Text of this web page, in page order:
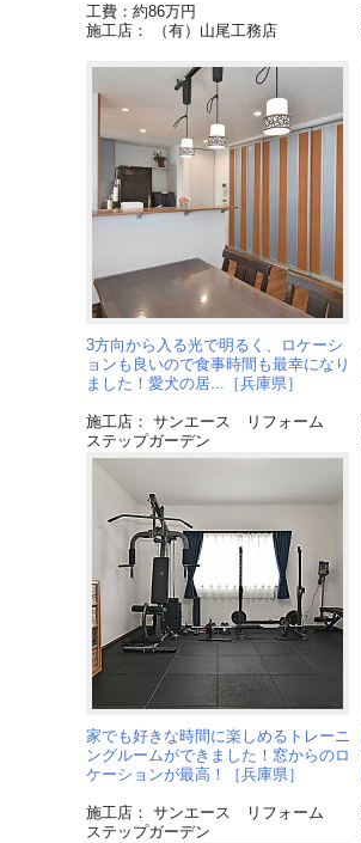
工費：約86万円
施工店： （有）山尾工務店
3方向から入る光で明るく、ロケーシ
ョンも良いので食事時間も最幸になり
ました！愛犬の居...［兵庫県］
施工店： サンエース リフォーム
ステップガーデン
家でも好きな時間に楽しめるトレーニ
ングルームができました！窓からのロ
ケーションが最高！［兵庫県］
施工店： サンエース リフォーム
ステップガーデン